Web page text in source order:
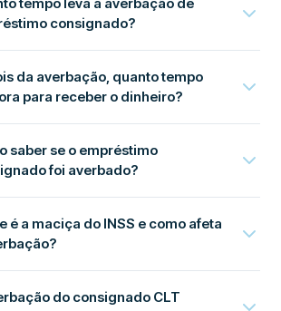
consignado?
da averbação, quanto tempo
para receber o dinheiro?
saber se o empréstimo
foi averbado?
é a maciça do INSS e como afeta
do consignado CLT